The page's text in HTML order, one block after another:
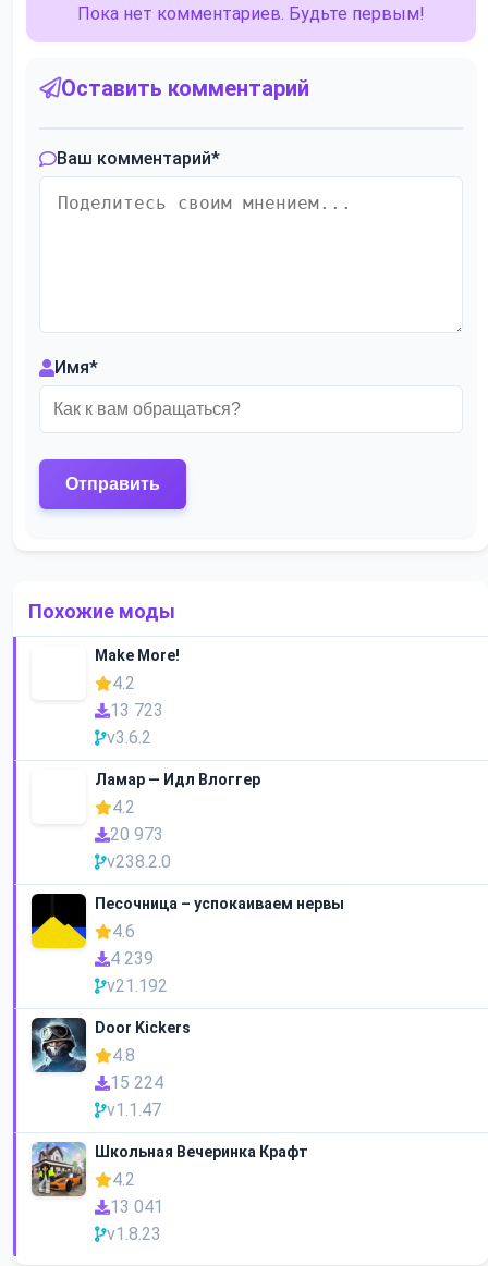
Пока нет комментариев. Будьте первым!
Оставить комментарий
Ваш комментарий*
Имя*
Похожие моды
Make More!
4.2
13 723
v3.6.2
Ламар — Идл Влоггер
4.2
20 973
v238.2.0
Песочница – успокаиваем нервы
4.6
4 239
v21.192
Door Kickers
4.8
15 224
v1.1.47
Школьная Вечеринка Крафт
4.2
13 041
v1.8.23